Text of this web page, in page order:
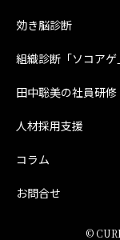
効き脳診断
組織診断「ソコアゲ」
田中聡美の社員研修
人材採用支援
コラム
お問合せ
©